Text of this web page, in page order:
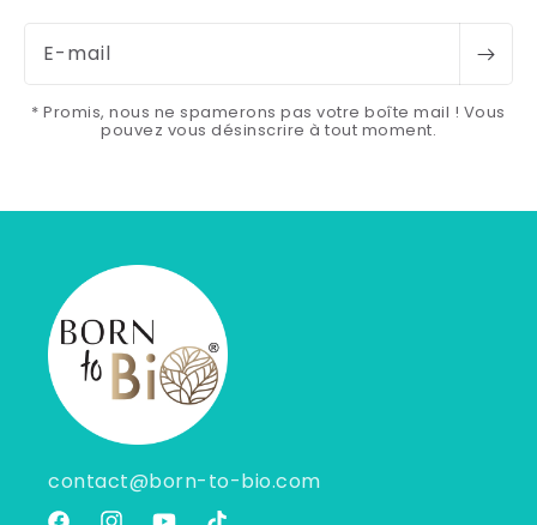
E-mail
* Promis, nous ne spamerons pas votre boîte mail ! Vous
pouvez vous désinscrire à tout moment.
contact@born-to-bio.com